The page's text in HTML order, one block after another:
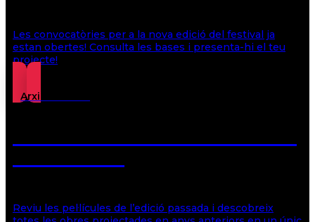
Les convocatòries per a la nova edició del festival ja
estan obertes! Consulta les bases i presenta-hi el teu
projecte!
Arxiu de films
Reviu les pel·lícules de l’edició passada i descobreix